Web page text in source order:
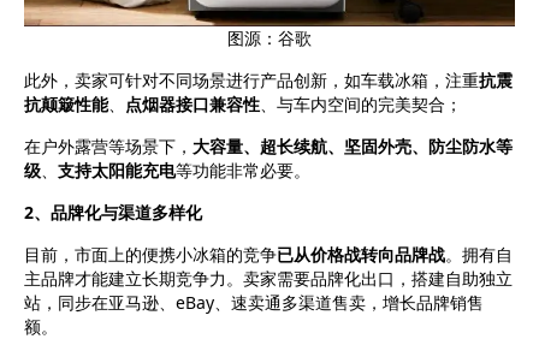
图源：谷歌
此外，卖家可针对不同场景进行产品创新，如车载冰箱，注重抗震
抗颠簸性能、 点烟器接口兼容性 、与车内空间的完美契合；
在户外露营等场景下， 大容量、超长续航、坚固外壳、防尘防水等
级
支持太阳能充电等功能非常必要。
2、品牌化与渠道多样化
目前，市面上的便携小冰箱的竞争已从价格战转向品牌战。拥有自
主品牌才能建立长期竞争力。卖家需要品牌化出口，搭建自助独立
站，同步在亚马逊、eBay、速卖通多渠道售卖，增长品牌销售
额。